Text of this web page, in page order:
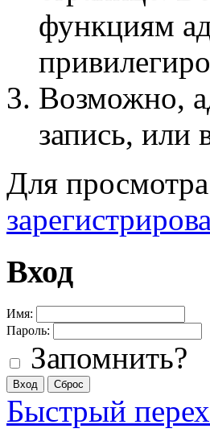
функциям
Возможно,
запись, или
Для
Вход
Имя:
Пароль:
Запомнить?
Быстрый